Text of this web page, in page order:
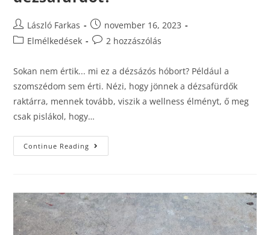
László Farkas
november 16, 2023
Elmélkedések
2 hozzászólás
Sokan nem értik... mi ez a dézsázós hóbort? Például a
szomszédom sem érti. Nézi, hogy jönnek a dézsafürdők
raktárra, mennek tovább, viszik a wellness élményt, ő meg
csak pislákol, hogy…
Continue Reading